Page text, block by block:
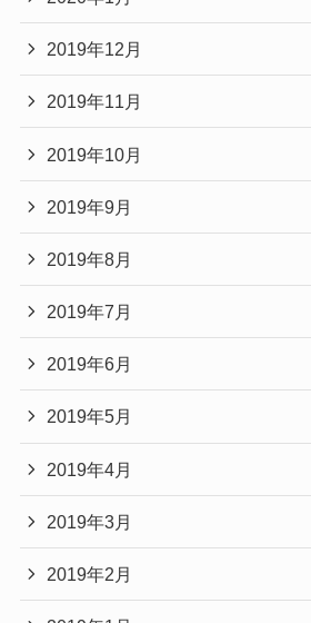
2019年12月
2019年11月
2019年10月
2019年9月
2019年8月
2019年7月
2019年6月
2019年5月
2019年4月
2019年3月
2019年2月